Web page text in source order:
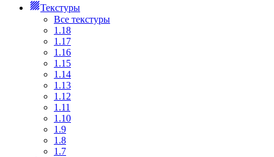
Текстуры
Все текстуры
1.18
1.17
1.16
1.15
1.14
1.13
1.12
1.11
1.10
1.9
1.8
1.7